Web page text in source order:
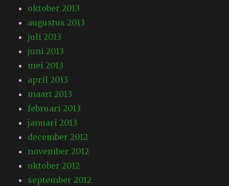
oktober 2013
augustus 2013
juli 2013
juni 2013
mei 2013
april 2013
maart 2013
februari 2013
januari 2013
december 2012
november 2012
oktober 2012
september 2012